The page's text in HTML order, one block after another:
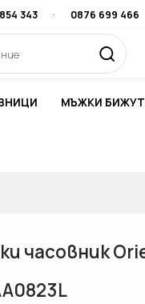
343 · 0876 699 466
МЪЖКИ
часовник